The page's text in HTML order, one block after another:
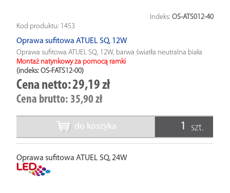
Indeks: OS-ATS012-40
Kod produktu: 1453
Oprawa sufitowa ATUEL SQ, 12W
Oprawa sufitowa ATUEL SQ, 12W, barwa światła neutralna biała
Montaż natynkowy za pomocą ramki
(indeks: OS-FATS12-00)
Cena netto:29,19 zł
Cena brutto: 35,90 zł
do koszyka szt.
Oprawa sufitowa ATUEL SQ, 24W